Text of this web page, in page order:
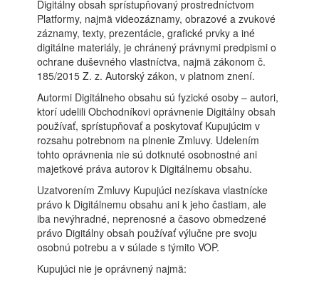
Digitálny obsah sprístupňovaný prostredníctvom
Platformy, najmä videozáznamy, obrazové a zvukové
záznamy, texty, prezentácie, grafické prvky a iné
digitálne materiály, je chránený právnymi predpismi o
ochrane duševného vlastníctva, najmä zákonom č.
185/2015 Z. z. Autorský zákon, v platnom znení.
Autormi Digitálneho obsahu sú fyzické osoby – autori,
ktorí udelili Obchodníkovi oprávnenie Digitálny obsah
používať, sprístupňovať a poskytovať Kupujúcim v
rozsahu potrebnom na plnenie Zmluvy. Udelením
tohto oprávnenia nie sú dotknuté osobnostné ani
majetkové práva autorov k Digitálnemu obsahu.
Uzatvorením Zmluvy Kupujúci nezískava vlastnícke
právo k Digitálnemu obsahu ani k jeho častiam, ale
iba nevýhradné, neprenosné a časovo obmedzené
právo Digitálny obsah používať výlučne pre svoju
osobnú potrebu a v súlade s týmito VOP.
Kupujúci nie je oprávnený najmä: